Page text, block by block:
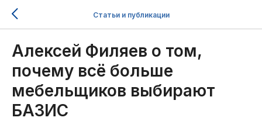
Статьи и публикации
Алексей Филяев о том,
почему всё больше
мебельщиков выбирают
БАЗИС